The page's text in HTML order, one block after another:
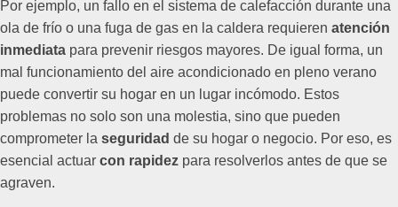
Por ejemplo, un fallo en el sistema de calefacción durante una
ola de frío o una fuga de gas en la caldera requieren atención
inmediata para prevenir riesgos mayores. De igual forma, un
mal funcionamiento del aire acondicionado en pleno verano
puede convertir su hogar en un lugar incómodo. Estos
problemas no solo son una molestia, sino que pueden
comprometer la seguridad de su hogar o negocio. Por eso, es
esencial actuar con rapidez para resolverlos antes de que se
agraven.